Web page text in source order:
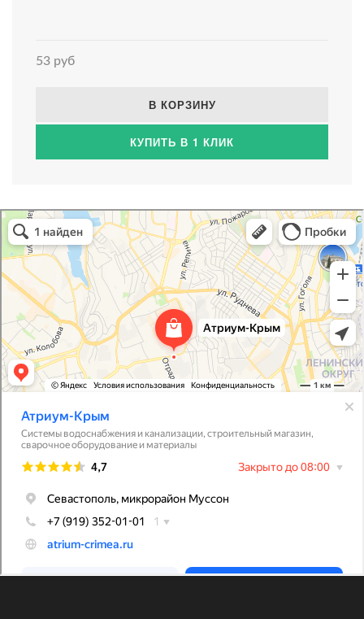
53 руб
В КОРЗИНУ
КУПИТЬ В 1 КЛИК
Атриум-Крым
Системы водоснабжения, отопления, канализации в Севастополе
Снабжение строительных объектов в Севастополе